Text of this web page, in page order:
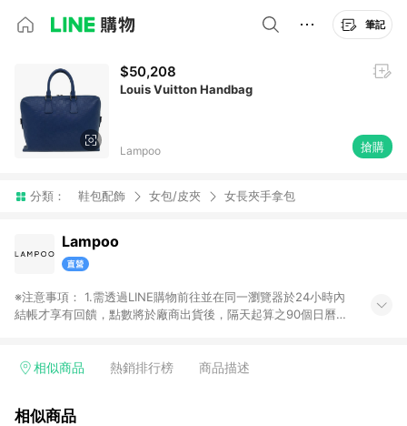
筆記
$50,208
Louis Vuitton Handbag
Lampoo 搶購
分類： 鞋包配飾 女包/皮夾 女長夾手拿包
Lampoo
※注意事項： 1.需透過LINE購物前往並在同一瀏覽器於24小時內
結帳才享有回饋，點數將於廠商出貨後，隔天起算之90個日曆天
差異。 4.若於商家App下單，不符合LINE購物導購資格。
相似商品 熱銷排行榜 商品描述
相似商品